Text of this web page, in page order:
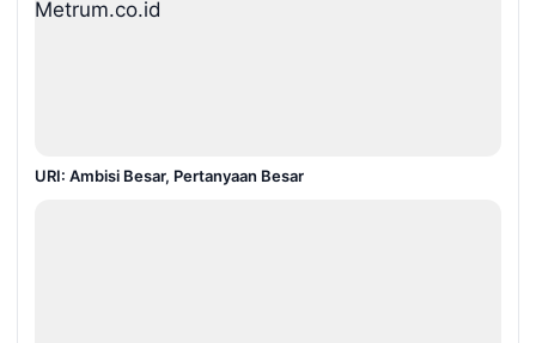
URI: Ambisi Besar, Pertanyaan Besar